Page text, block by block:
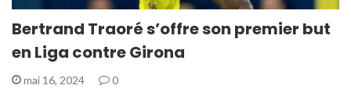
Bertrand Traoré s’offre son premier but
en Liga contre Girona
mai 16, 2024 0